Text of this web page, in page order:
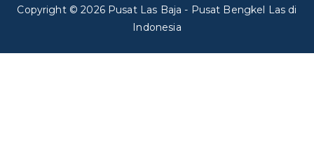
Copyright © 2026 Pusat Las Baja - Pusat Bengkel Las di
Indonesia